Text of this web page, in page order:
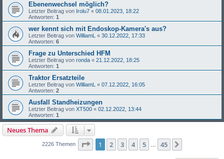
Ebenenwechsel möglich?
Letzter Beitrag von Irolu7 « 08.01.2023, 18:22
Antworten: 1
wer kennt sich mit Endoskop-Kamera's aus?
Letzter Beitrag von WilliamL « 30.12.2022, 17:33
Antworten: 6
Frage zu Unterschied HFM
Letzter Beitrag von ronda « 21.12.2022, 18:25
Antworten: 1
Traktor Ersatzteile
Letzter Beitrag von WilliamL « 07.12.2022, 16:05
Antworten: 2
Ausfall Standheizungen
Letzter Beitrag von XT500 « 02.12.2022, 13:44
Antworten: 1
Neues Thema
2226 Themen Seite 1von 45
1 2 3 4 5 45